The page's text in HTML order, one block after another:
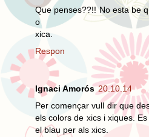
Que penses??!! No esta be
o
xica.
Respon
Ignaci Amorós 20.10.14
Per començar vull dir que
els colors de xics i xiques.
el blau per als xics.